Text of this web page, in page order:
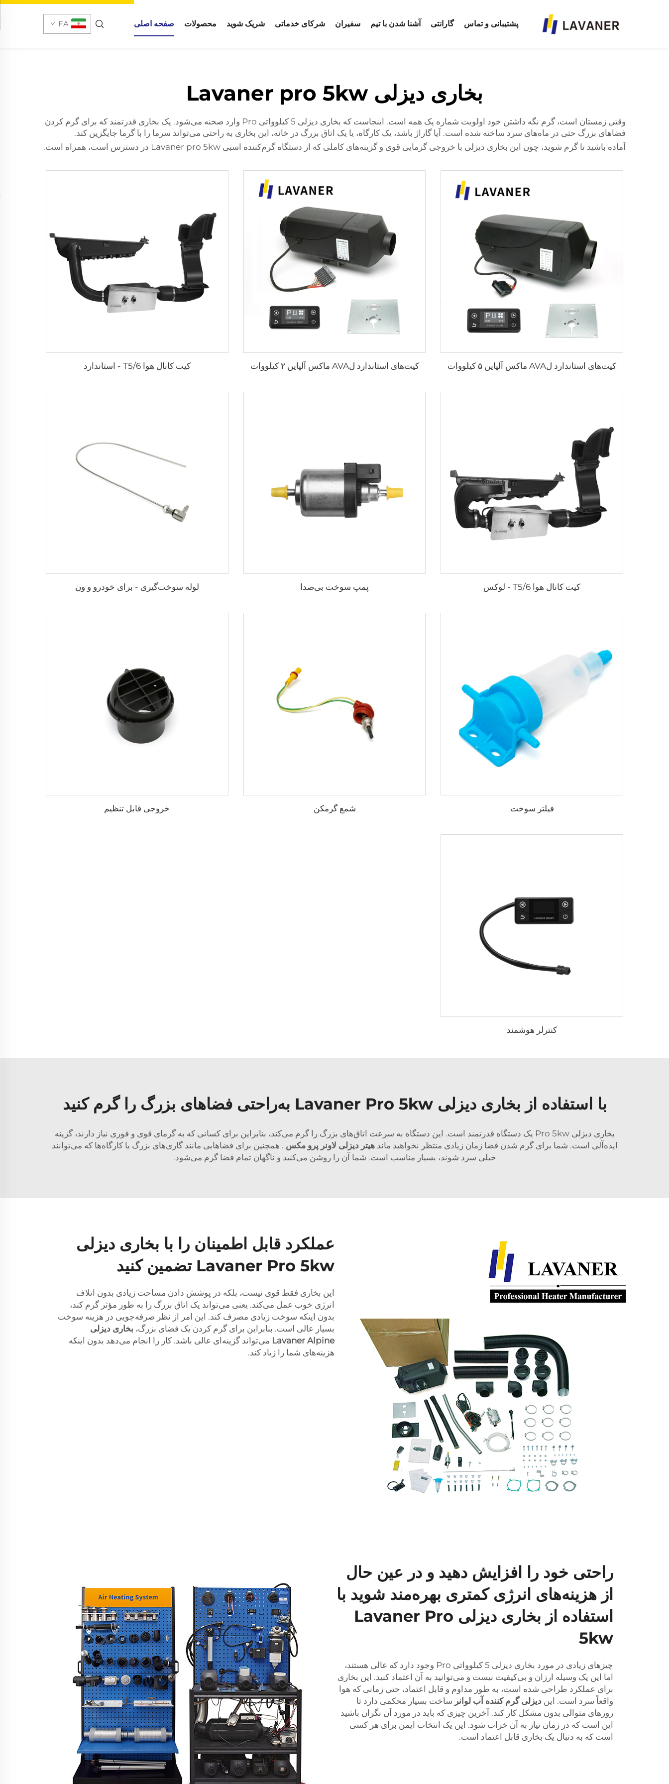
صفحه اصلی محصولات شریک شوید شرکای خدماتی سفیران آشنا شدن با تیم گارانتی پشتیبانی و تماس FA
بخاری دیزلی Lavaner pro 5kw
وقتی زمستان است، گرم نگه داشتن خود اولویت شماره یک همه است. اینجاست که بخاری دیزلی 5 کیلوواتی Pro وارد صحنه می‌شود. یک بخاری قدرتمند که برای گرم کردن
فضاهای بزرگ حتی در ماه‌های سرد ساخته شده است. آیا گاراژ باشد، یک کارگاه، یا یک اتاق بزرگ در خانه، این بخاری به راحتی می‌تواند سرما را با گرما جایگزین کند.
آماده باشید تا گرم شوید، چون این بخاری دیزلی با خروجی گرمایی قوی و گزینه‌های کاملی که از دستگاه گرم‌کننده اسبی Lavaner pro 5kw در دسترس است، همراه است.
کیت‌های استاندارد لAVA ماکس آلپاین ۵ کیلووات کیت‌های استاندارد لAVA ماکس آلپاین ۲ کیلووات کیت کانال هوا T5/6 - استاندارد
کیت کانال هوا T5/6 - لوکس پمپ سوخت بی‌صدا لوله سوخت‌گیری - برای خودرو و ون
فیلتر سوخت شمع گرمکن خروجی قابل تنظیم
کنترلر هوشمند
با استفاده از بخاری دیزلی Lavaner Pro 5kw به‌راحتی فضاهای بزرگ را گرم کنید
بخاری دیزلی Pro 5kw یک دستگاه قدرتمند است. این دستگاه به سرعت اتاق‌های بزرگ را گرم می‌کند، بنابراین برای کسانی که به گرمای قوی و فوری نیاز دارند، گزینه
ایده‌آلی است. شما برای گرم شدن فضا زمان زیادی منتظر نخواهید ماندهیتر دیزلی لاونر پرو مکس . همچنین برای فضاهایی مانند گاری‌های بزرگ یا کارگاه‌ها که می‌توانند
خیلی سرد شوند، بسیار مناسب است. شما آن را روشن می‌کنید و ناگهان تمام فضا گرم می‌شود.
عملکرد قابل اطمینان را با بخاری دیزلی
Lavaner Pro 5kw تضمین کنید
این بخاری فقط قوی نیست، بلکه در پوشش دادن مساحت زیادی بدون اتلاف
انرژی خوب عمل می‌کند. یعنی می‌تواند یک اتاق بزرگ را به طور مؤثر گرم کند،
بدون اینکه سوخت زیادی مصرف کند. این امر از نظر صرفه‌جویی در هزینه سوخت
بسیار عالی است. بنابراین برای گرم کردن یک فضای بزرگ، بخاری دیزلی
Lavaner Alpine می‌تواند گزینه‌ای عالی باشد. کار را انجام می‌دهد بدون اینکه
هزینه‌های شما را زیاد کند.
راحتی خود را افزایش دهید و در عین حال
از هزینه‌های انرژی کمتری بهره‌مند شوید با
استفاده از بخاری دیزلی Lavaner Pro
5kw
چیزهای زیادی در مورد بخاری دیزلی 5 کیلوواتی Pro وجود دارد که عالی هستند،
اما این یک وسیله ارزان و بی‌کیفیت نیست و می‌توانید به آن اعتماد کنید. این بخاری
برای عملکرد طراحی شده است، به طور مداوم و قابل اعتماد، حتی زمانی که هوا
واقعاً سرد است. این دیزلی گرم کننده آب لوانر ساخت بسیار محکمی دارد تا
روزهای متوالی بدون مشکل کار کند. آخرین چیزی که باید در مورد آن نگران باشید
این است که در زمان نیاز به آن خراب شود. این یک انتخاب ایمن برای هر کسی
است که به دنبال یک بخاری قابل اعتماد است.